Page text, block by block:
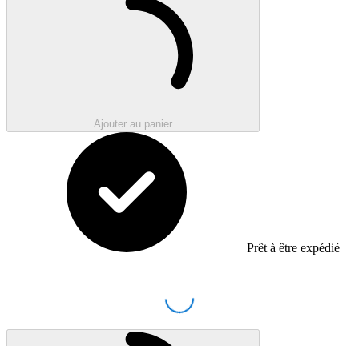
Ajouter au panier
Prêt à être expédié
Loading...